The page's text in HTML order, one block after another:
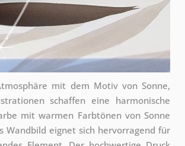
mit dem Motiv von Sonne,
schaffen eine harmonische
mit warmen Farbtönen von Sonne
Wandbild eignet sich hervorragend für